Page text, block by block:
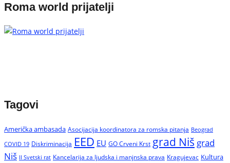
Roma world prijatelji
Tagovi
Američka ambasada Asocijacija koordinatora za romska pitanja Beograd
COVID 19 Diskriminacija EED EU GO Crveni Krst grad Niš grad
Niš II Svetski rat Kancelarija za ljudska i manjnska prava Kragujevac Kultura